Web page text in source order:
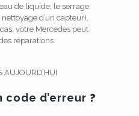
de liquide, le serrage
d’un capteur),
votre Mercedes peut
réparations
code d’erreur ?